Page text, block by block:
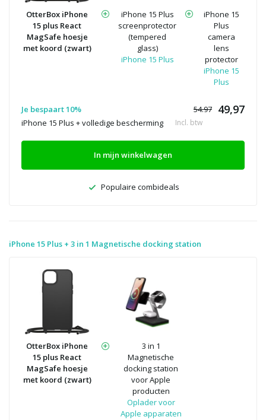
OtterBox iPhone
15 plus React
MagSafe hoesje
met koord (zwart)
iPhone 15 Plus
screenprotector
(tempered
glass)
iPhone 15 Plus
iPhone 15
Plus
camera
lens
protector
iPhone 15
Plus
Je bespaart 10% 54.97 49,97
iPhone 15 Plus + volledige bescherming Incl. btw
In mijn winkelwagen
Populaire combideals
iPhone 15 Plus + 3 in 1 Magnetische docking station
OtterBox iPhone
15 plus React
MagSafe hoesje
met koord (zwart)
3 in 1
Magnetische
docking station
voor Apple
producten
Oplader voor
Apple apparaten